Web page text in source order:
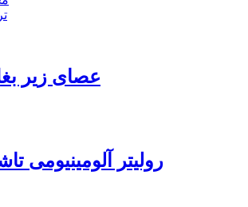
عصای زیر
رولیتر آلومینیومی